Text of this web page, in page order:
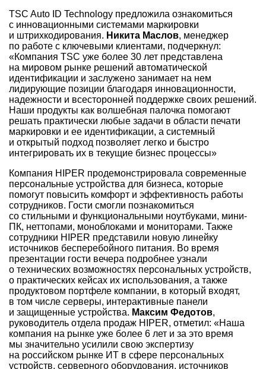
TSC Auto ID Technology предложила ознакомиться
с инновационными системами маркировки
и штрихкодирования. Никита Маслов, менеджер
по работе с ключевыми клиентами, подчеркнул:
«Компания TSC уже более 30 лет представлена
на мировом рынке решений автоматической
идентификации и заслужено занимает на нем
лидирующие позиции благодаря инновационности,
надежности и всесторонней поддержке своих решений.
Наши продукты как волшебная палочка помогают
решать практически любые задачи в области печати
маркировки и ее идентификации, а системный
и открытый подход позволяет легко и быстро
интегрировать их в текущие бизнес процессы»
Компания HIPER продемонстрировала современные
персональные устройства для бизнеса, которые
помогут повысить комфорт и эффективность работы
сотрудников. Гости смогли познакомиться
со стильными и функциональными ноутбуками, мини-
ПК, неттопами, моноблоками и мониторами. Также
сотрудники HIPER представили новую линейку
источников бесперебойного питания. Во время
презентации гости вечера подробнее узнали
о технических возможностях персональных устройств,
о практических кейсах их использования, а также
продуктовом портфеле компании, в который входят,
в том числе серверы, интерактивные панели
и защищенные устройства. Максим Федотов,
руководитель отдела продаж HIPER, отметил: «Наша
компания на рынке уже более 6 лет и за это время
мы значительно усилили свою экспертизу
на российском рынке ИТ в сфере персональных
устройств, серверного оборудования, источников